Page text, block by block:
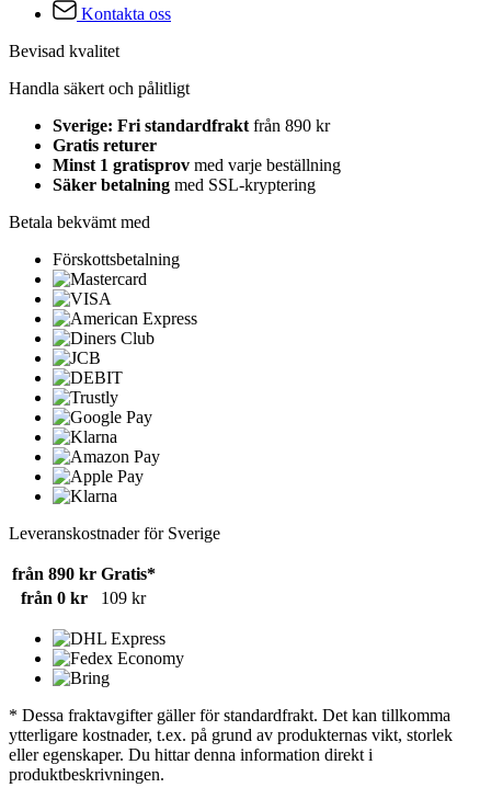
Kontakta oss
Bevisad kvalitet
Handla säkert och pålitligt
Sverige: Fri standardfrakt från 890 kr
Gratis returer
Minst 1 gratisprov med varje beställning
Säker betalning med SSL-kryptering
Betala bekvämt med
Förskottsbetalning
Leveranskostnader för Sverige
från 890 kr Gratis*
från 0 kr
109 kr
* Dessa fraktavgifter gäller för standardfrakt. Det kan tillkomma
ytterligare kostnader, t.ex. på grund av produkternas vikt, storlek
eller egenskaper. Du hittar denna information direkt i
produktbeskrivningen.